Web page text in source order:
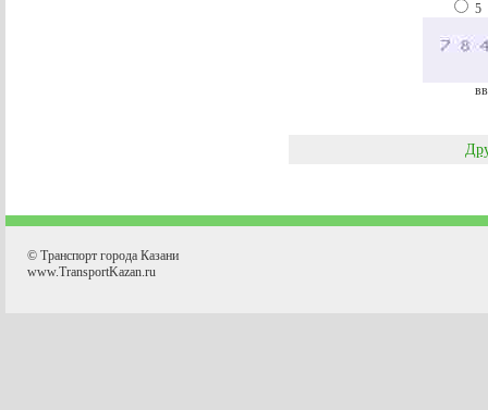
5
© Транспорт города Казани
www.TransportKazan.ru